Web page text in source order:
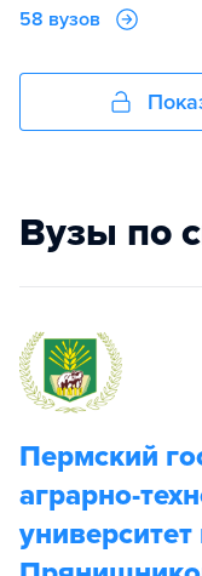
58 вузов
Вузы по
Пермский
аграрно-